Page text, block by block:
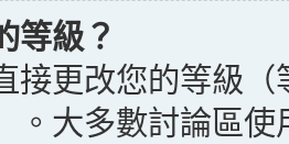
等級？
接更改您的等級
。大多數討論區